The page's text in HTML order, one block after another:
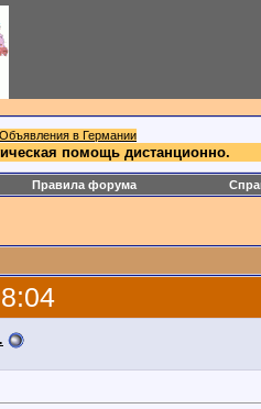
Объявления в Германии
помощь дистанционно.
Правила форума